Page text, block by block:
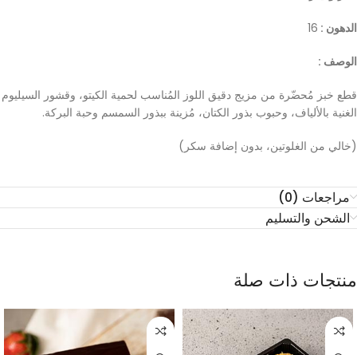
الدهون : 16
الوصف :
قطع خبز مُحضّرة من مزيج دقيق اللوز المُناسب لحمية الكيتو، وقشور السيليوم
الغنية بالألياف، وحبوب بذور الكتان، مُزينة ببذور السمسم وحبة البركة.
(خالي من الغلوتين، بدون إضافة سكر)
مراجعات (0)
الشحن والتسليم
منتجات ذات صلة